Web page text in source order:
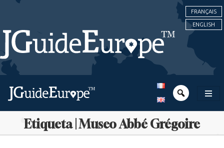
FRANÇAIS
ENGLISH
Etiqueta | Museo Abbé Grégoire